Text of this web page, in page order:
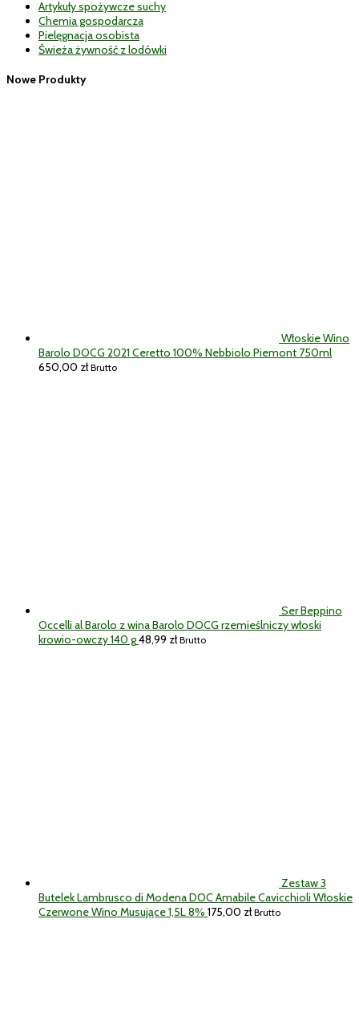
Artykuły spożywcze suchy
Chemia gospodarcza
Pielęgnacja osobista
Świeża żywność z lodówki
Nowe Produkty
Włoskie Wino
Barolo DOCG 2021 Ceretto 100% Nebbiolo Piemont 750ml
650,00 zł Brutto
Ser Beppino
Occelli al Barolo z wina Barolo DOCG rzemieślniczy włoski
krowio-owczy 140 g48,99 zł Brutto
Zestaw 3
Butelek Lambrusco di Modena DOC Amabile Cavicchioli Włoskie
Czerwone Wino Musujące 1,5L 8% 175,00 zł Brutto